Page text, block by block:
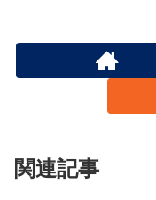
関連記事